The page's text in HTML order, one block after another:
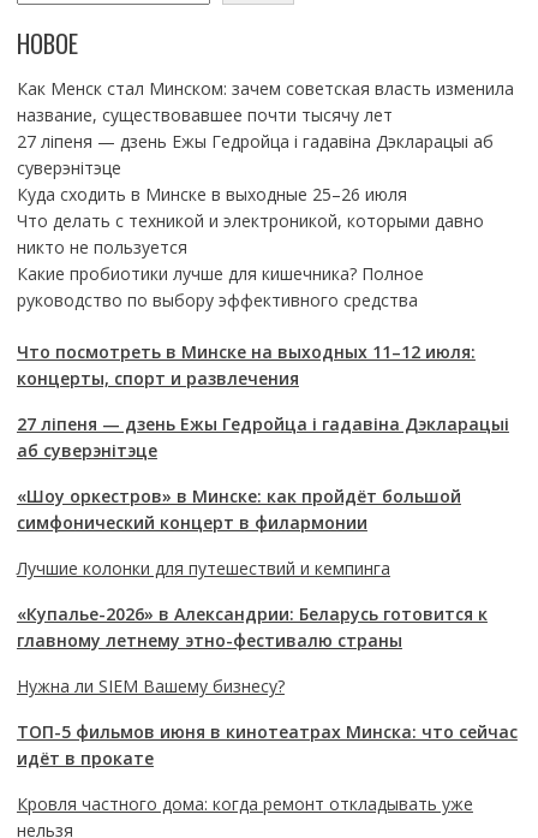
НОВОЕ
Как Менск стал Минском: зачем советская власть изменила
название, существовавшее почти тысячу лет
27 ліпеня — дзень Ежы Гедройца і гадавіна Дэкларацыі аб
суверэнітэце
Куда сходить в Минске в выходные 25–26 июля
Что делать с техникой и электроникой, которыми давно
никто не пользуется
Какие пробиотики лучше для кишечника? Полное
руководство по выбору эффективного средства
Что посмотреть в Минске на выходных 11–12 июля:
концерты, спорт и развлечения
27 ліпеня — дзень Ежы Гедройца і гадавіна Дэкларацыі
аб суверэнітэце
«Шоу оркестров» в Минске: как пройдёт большой
симфонический концерт в филармонии
Лучшие колонки для путешествий и кемпинга
«Купалье-2026» в Александрии: Беларусь готовится к
главному летнему этно-фестивалю страны
Нужна ли SIEM Вашему бизнесу?
ТОП-5 фильмов июня в кинотеатрах Минска: что сейчас
идёт в прокате
Кровля частного дома: когда ремонт откладывать уже
нельзя